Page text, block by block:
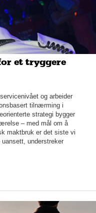
et tryggere
og arbeider
tilnærming i
strategi bygger
– med mål om å
maktbruk er det siste vi
understreker